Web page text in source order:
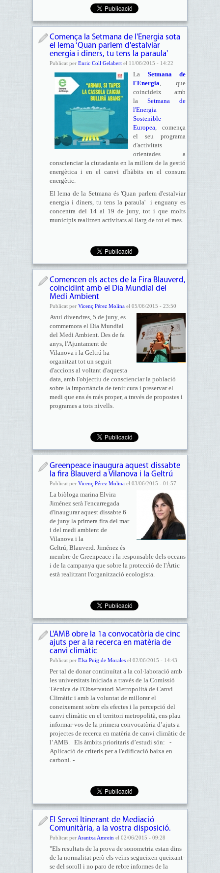
Comença la Setmana de l'Energia sota
el lema ‘Quan parlem d'estalviar
energia i diners, tu tens la paraula'
Publicat per Enric Coll Gelabertel 11/06/2015 - 14:22
La Setmana de
l'Energia, que
coincideix amb
la Setmana de
l'Energia
Sostenible
Europea, comença
el seu programa
d'activitats
orientades a
conscienciar la ciutadania en la millora de la gestió
energètica i en el canvi d'hàbits en el consum
energètic.
El lema de la Setmana és 'Quan parlem d'estalviar
energia i diners, tu tens la paraula' i enguany es
concentra del 14 al 19 de juny, tot i que molts
municipis realitzen activitats al llarg de tot el mes.
Comencen els actes de la Fira Blauverd,
coincidint amb el Dia Mundial del
Medi Ambient
Publicat per Vicenç Pérez Molinael 05/06/2015 - 23:50
Avui divendres, 5 de juny, es
commemora el Dia Mundial
del Medi Ambient. Des de fa
anys, l'Ajuntament de
Vilanova i la Geltrú ha
organitzat tot un seguit
d'accions al voltant d'aquesta
data, amb l'objectiu de conscienciar la població
sobre la importància de tenir cura i preservar el
medi que ens és més proper, a través de propostes i
programes a tots nivells.
Greenpeace inaugura aquest dissabte
la fira Blauverd a Vilanova i la Geltrú
Publicat per Vicenç Pérez Molinael 03/06/2015 - 01:57
La biòloga marina Elvira
Jiménez serà l'encarregada
d'inaugurar aquest dissabte 6
de juny la primera fira del mar
i del medi ambient de
Vilanova i la
Geltrú, Blauverd. Jiménez és
membre de Greenpeace i la responsable dels oceans
i de la campanya que sobre la protecció de l'Àrtic
està realitzant l'organització ecologista.
L'AMB obre la 1a convocatòria de cinc
ajuts per a la recerca en matèria de
canvi climàtic
Publicat per Elsa Puig de Moralesel 02/06/2015 - 14:43
Per tal de donar continuïtat a la col·laboració amb
les universitats iniciada a través de la Comissió
Tècnica de l'Observatori Metropolità de Canvi
Climàtic i amb la voluntat de millorar el
coneixement sobre els efectes i la percepció del
canvi climàtic en el territori metropolità, ens plau
informar-vos de la primera convocatòria d’ajuts a
projectes de recerca en matèria de canvi climàtic de
l’AMB. Els àmbits prioritaris d’estudi són: -
Aplicació de criteris per a l'edificació baixa en
carboni. -
El Servei Itinerant de Mediació
Comunitària, a la vostra disposició.
Publicat per Arantxa Amrein el 02/06/2015 - 09:28
"Els resultats de la prova de sonometria estan dins
de la normalitat però els veïns segueixen queixant-
se del soroll i no paro de rebre informes de la